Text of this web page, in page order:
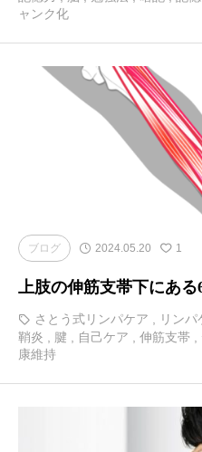
ャンク化
ブログ 2024.05.20 1
上肢の伸筋支帯下にあ
さとう式リンパケア , リン
鞘炎
腱 自己ケア 伸筋支帯
康維持